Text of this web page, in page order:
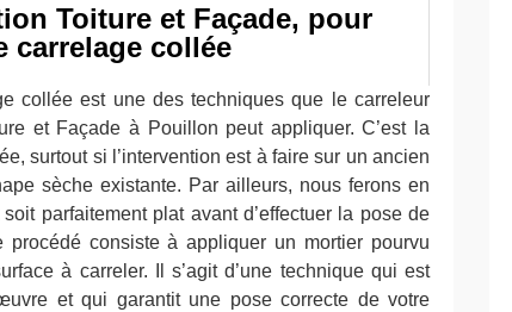
Toiture et Façade, pour
carrelage collée
collée est une des techniques que le carreleur
et Façade à Pouillon peut appliquer. C’est la
surtout si l’intervention est à faire sur un ancien
sèche existante. Par ailleurs, nous ferons en
parfaitement plat avant d’effectuer la pose de
procédé consiste à appliquer un mortier pourvu
à carreler. Il s’agit d’une technique qui est
et qui garantit une pose correcte de votre